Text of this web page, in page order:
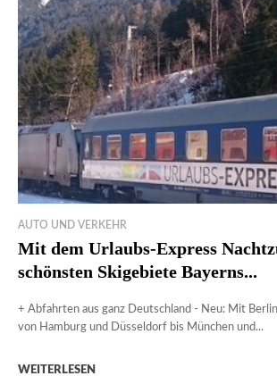
AUTO UND VERKEHR
Mit dem Urlaubs-Express
schönsten Skigebiete Bayerns...
+ Abfahrten aus ganz Deutschland - Neu: Mit Berlin + Autobeförderung
von Hamburg und Düsseldorf bis München und...
WEITERLESEN